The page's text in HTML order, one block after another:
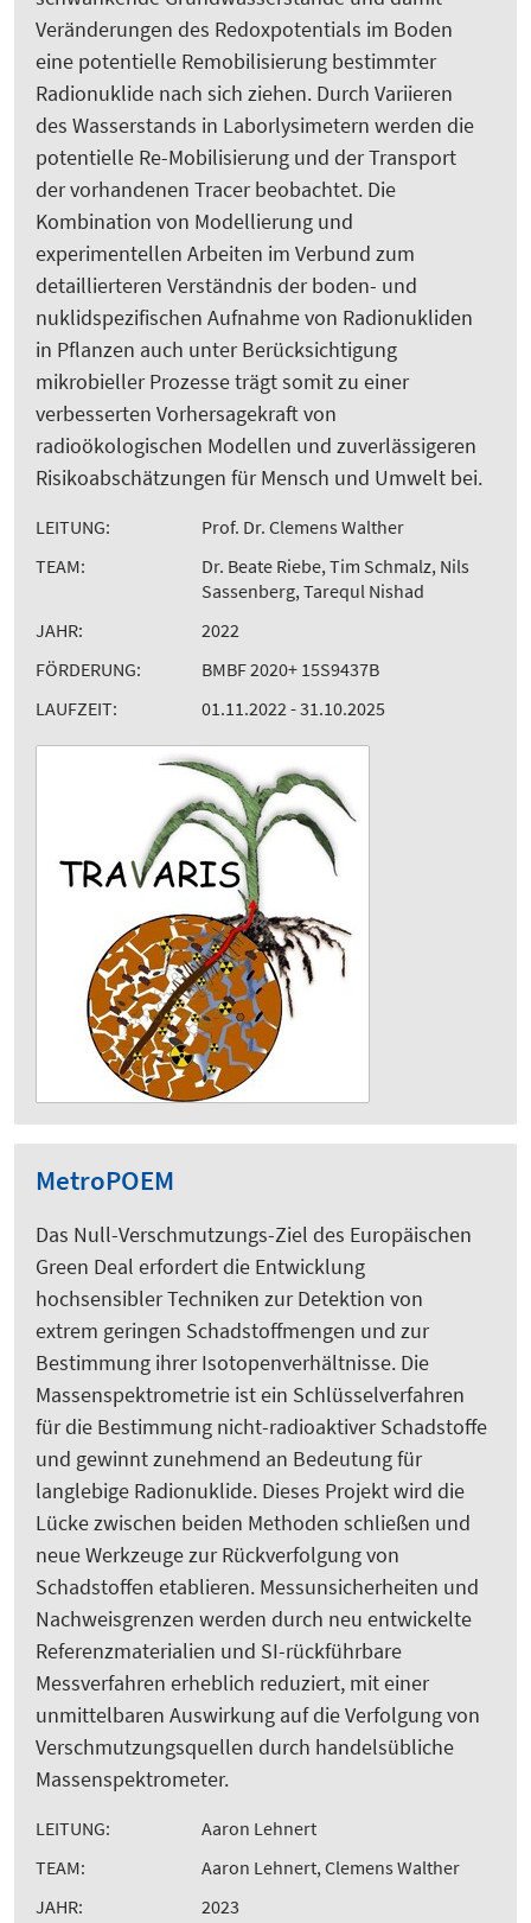
Veränderungen des Redoxpotentials im Boden
eine potentielle Remobilisierung bestimmter
Radionuklide nach sich ziehen. Durch Variieren
des Wasserstands in Laborlysimetern werden die
potentielle Re-Mobilisierung und der Transport
der vorhandenen Tracer beobachtet. Die
Kombination von Modellierung und
experimentellen Arbeiten im Verbund zum
detaillierteren Verständnis der boden- und
nuklidspezifischen Aufnahme von Radionukliden
in Pflanzen auch unter Berücksichtigung
mikrobieller Prozesse trägt somit zu einer
verbesserten Vorhersagekraft von
radioökologischen Modellen und zuverlässigeren
Risikoabschätzungen für Mensch und Umwelt bei.
LEITUNG:
Prof. Dr. Clemens Walther
TEAM:
Dr. Beate Riebe, Tim Schmalz, Nils
Sassenberg, Tarequl Nishad
JAHR:
2022
FÖRDERUNG:
BMBF 2020+ 15S9437B
LAUFZEIT:
01.11.2022 - 31.10.2025
MetroPOEM
Das Null-Verschmutzungs-Ziel des Europäischen
Green Deal erfordert die Entwicklung
hochsensibler Techniken zur Detektion von
extrem geringen Schadstoffmengen und zur
Bestimmung ihrer Isotopenverhältnisse. Die
Massenspektrometrie ist ein Schlüsselverfahren
für die Bestimmung nicht-radioaktiver Schadstoffe
und gewinnt zunehmend an Bedeutung für
langlebige Radionuklide. Dieses Projekt wird die
Lücke zwischen beiden Methoden schließen und
neue Werkzeuge zur Rückverfolgung von
Schadstoffen etablieren. Messunsicherheiten und
Nachweisgrenzen werden durch neu entwickelte
Referenzmaterialien und SI-rückführbare
Messverfahren erheblich reduziert, mit einer
unmittelbaren Auswirkung auf die Verfolgung von
Verschmutzungsquellen durch handelsübliche
Massenspektrometer.
LEITUNG:
Aaron Lehnert
TEAM:
Aaron Lehnert, Clemens Walther
JAHR:
2023